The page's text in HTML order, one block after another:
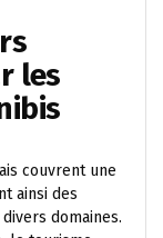
les
couvrent une
ainsi des
domaines.